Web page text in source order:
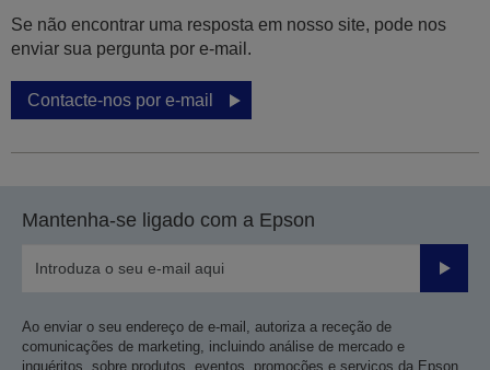
Se não encontrar uma resposta em nosso site, pode nos
enviar sua pergunta por e-mail.
Contacte-nos por e-mail
Mantenha-se ligado com a Epson
Enviar
Ao enviar o seu endereço de e-mail, autoriza a receção de
comunicações de marketing, incluindo análise de mercado e
inquéritos, sobre produtos, eventos, promoções e serviços da Epson